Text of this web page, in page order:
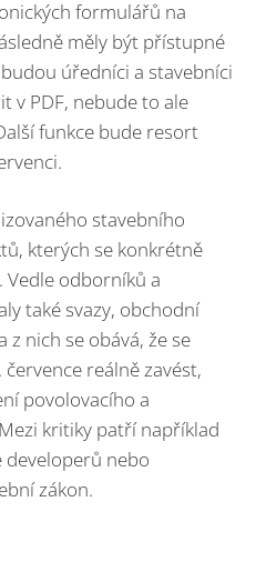
formulářů na
měly být přístupné
úředníci a stavebníci
v PDF, nebude to ale
funkce bude resort
stavebního
kterých se konkrétně
Vedle odborníků a
také svazy, obchodní
z nich se obává, že se
reálně zavést,
povolovacího a
kritiky patří například
developerů nebo
zákon.